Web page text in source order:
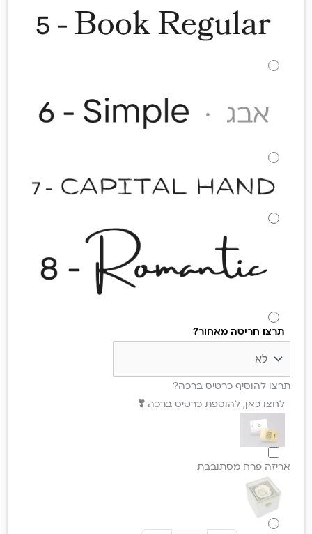
תרצו חריטה מאחור?
תרצו להוסיף כרטיס ברכה?
לחצו כאן, להוספת כרטיס ברכה ❣️
אריזה פרח מסתובבת